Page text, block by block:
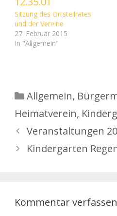
Sitzung des Ortsteilrates
und der Vereine
27. Februar 2015
In "Allgemein"
Kategorien
Allgemein,
Heimatverein,
Veranstaltungen
Kindergarten
Kommentar verfassen